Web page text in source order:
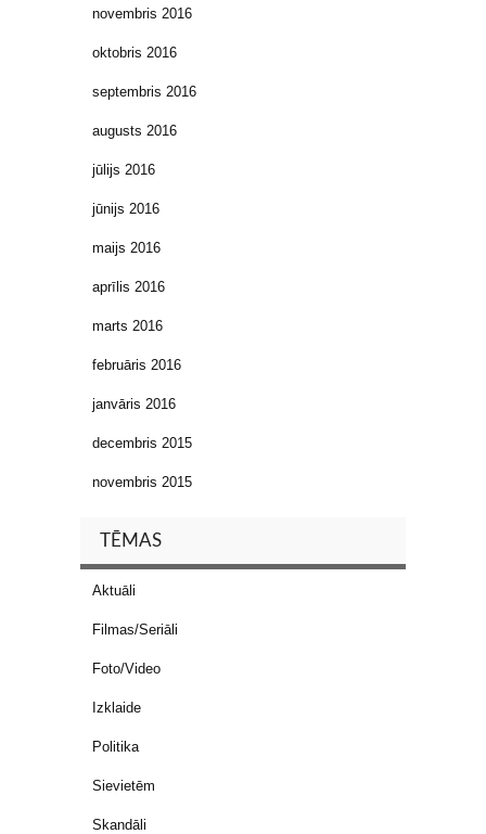
novembris 2016
oktobris 2016
septembris 2016
augusts 2016
jūlijs 2016
jūnijs 2016
maijs 2016
aprīlis 2016
marts 2016
februāris 2016
janvāris 2016
decembris 2015
novembris 2015
TĒMAS
Aktuāli
Filmas/Seriāli
Foto/Video
Izklaide
Politika
Sievietēm
Skandāli